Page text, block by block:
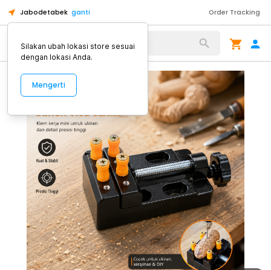
Jabodetabek ganti Order Tracking
Alat Kopi
Silakan ubah lokasi store sesuai
dengan lokasi Anda.
Mengerti